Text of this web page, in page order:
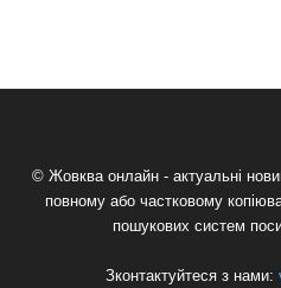
© Жовква онлайн - актуальні
повному або частковому
пошукових систем
Зконтактуйтеся з нами: